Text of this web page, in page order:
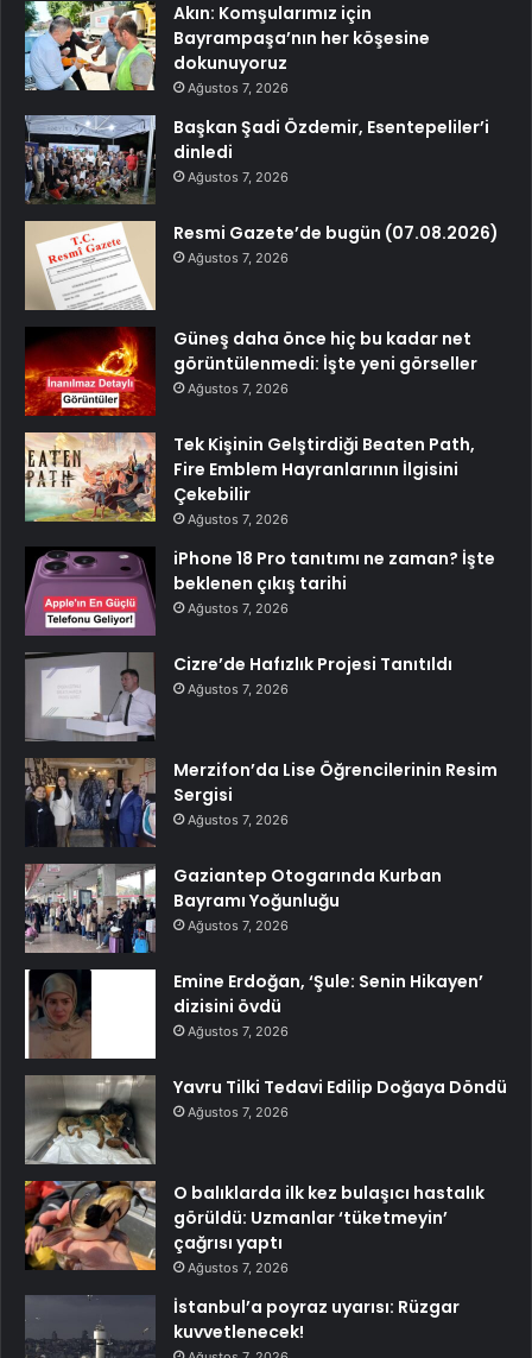
Akın: Komşularımız için
Bayrampaşa’nın her köşesine
dokunuyoruz
Ağustos 7, 2026
Başkan Şadi Özdemir, Esentepeliler’i
dinledi
Ağustos 7, 2026
Resmi Gazete’de bugün (07.08.2026)
Ağustos 7, 2026
Güneş daha önce hiç bu kadar net
görüntülenmedi: İşte yeni görseller
Ağustos 7, 2026
Tek Kişinin Gelştirdiği Beaten Path,
Fire Emblem Hayranlarının İlgisini
Çekebilir
Ağustos 7, 2026
iPhone 18 Pro tanıtımı ne zaman? İşte
beklenen çıkış tarihi
Ağustos 7, 2026
Cizre’de Hafızlık Projesi Tanıtıldı
Ağustos 7, 2026
Merzifon’da Lise Öğrencilerinin Resim
Sergisi
Ağustos 7, 2026
Gaziantep Otogarında Kurban
Bayramı Yoğunluğu
Ağustos 7, 2026
Emine Erdoğan, ‘Şule: Senin Hikayen’
dizisini övdü
Ağustos 7, 2026
Yavru Tilki Tedavi Edilip Doğaya Döndü
Ağustos 7, 2026
O balıklarda ilk kez bulaşıcı hastalık
görüldü: Uzmanlar ‘tüketmeyin’
çağrısı yaptı
Ağustos 7, 2026
İstanbul’a poyraz uyarısı: Rüzgar
kuvvetlenecek!